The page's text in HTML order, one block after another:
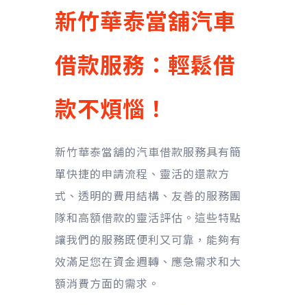
新竹華泰當舖汽車
借款服務：輕鬆借
款不煩惱！
新竹華泰當舖的汽車借款服務具有簡
單快捷的申請流程、靈活的還款方
式、透明的費用結構、友善的服務團
隊和高額借款的靈活評估。這些特點
讓我們的服務既便利又可靠，能夠有
效滿足您在資金週轉、應急需求和大
額消費方面的需求。